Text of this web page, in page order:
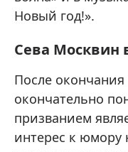
Новый год!».
Сева Москвин
После
окончательно
призванием
интерес к юмору